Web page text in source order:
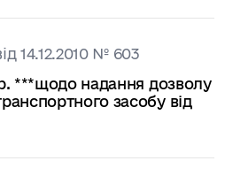
14.12.2010 № 603
***щодо надання дозволу
засобу від